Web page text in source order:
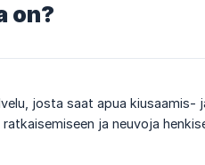
on?
josta saat apua kiusaamis-
ja neuvoja